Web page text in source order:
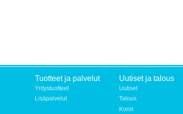
Tuotteet ja palvelut
Yritystuotteet
Lisäpalvelut
Uutiset ja talous
Uutiset
Talous
Korot